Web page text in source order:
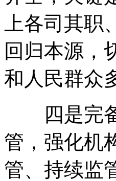
上各司其
回归本源，
和人民群众
四是完备
管，强化机
管、持续监